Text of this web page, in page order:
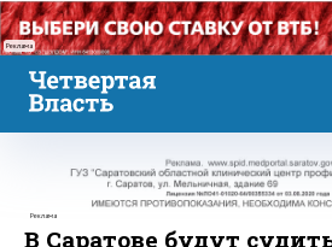
Реклама
Реклама
В Саратове будут